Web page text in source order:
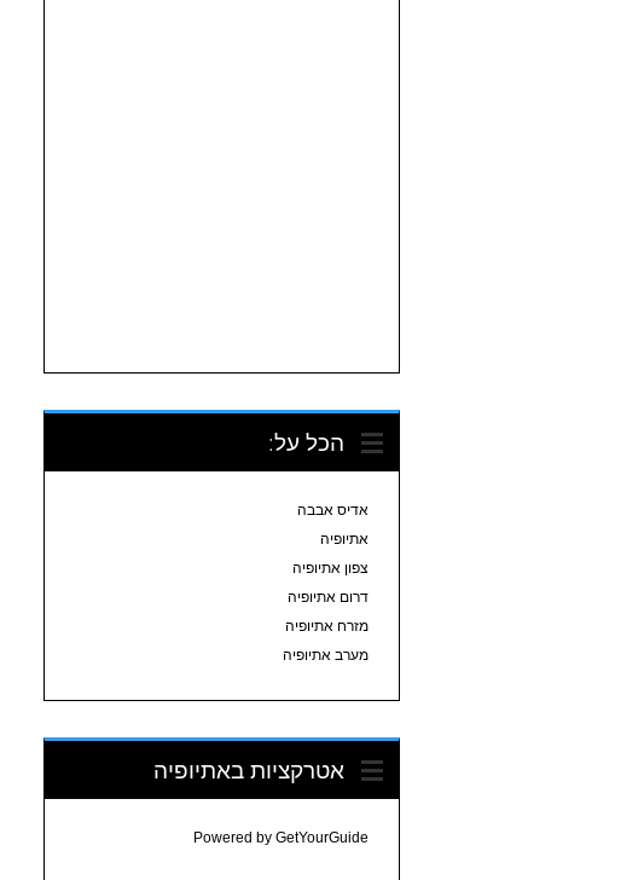
הכל על:
אדיס אבבה
אתיופיה
צפון אתיופיה
דרום אתיופיה
מזרח אתיופיה
מערב אתיופיה
אטרקציות באתיופיה
Powered by GetYourGuide